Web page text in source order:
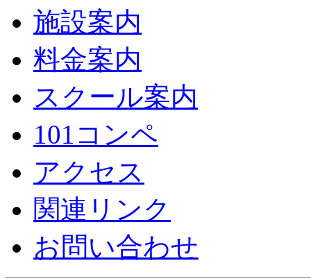
施設案内
料金案内
スクール案内
101コンペ
アクセス
関連リンク
お問い合わせ